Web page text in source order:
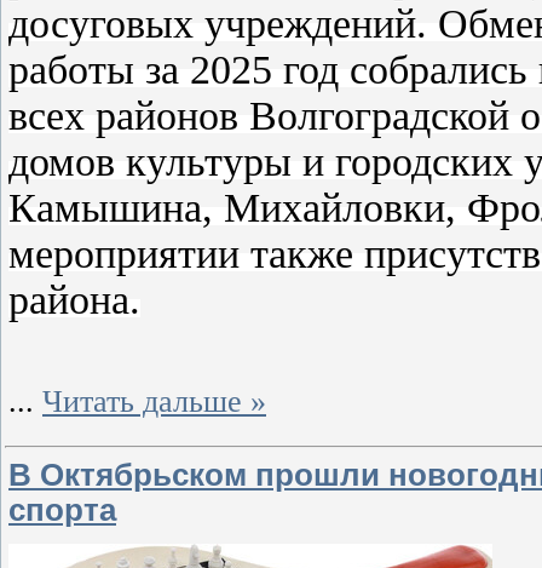
досуговых учреждений.
работы за 2025 год
всех районов Волгоградской
домов культуры и городских
Камышина, Михайловки,
мероприятии также
района.
... Читать дальше »
В Октябрьском прошли
спорта